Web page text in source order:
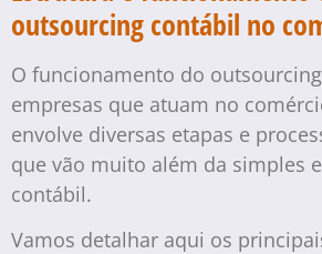
outsourcing contábil no
O funcionamento do
empresas que atuam no
envolve diversas etapas e
que vão muito além da simples
contábil.
Vamos detalhar aqui os